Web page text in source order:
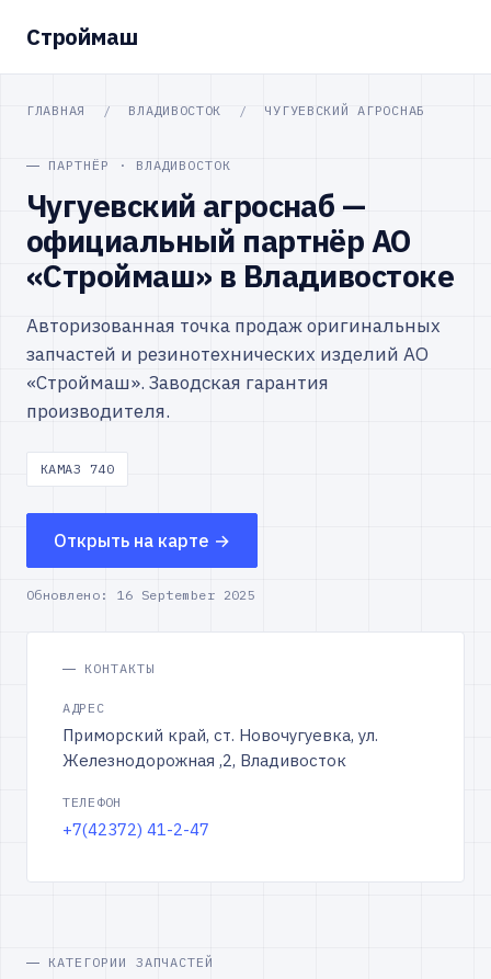
Строймаш
ГЛАВНАЯ / ВЛАДИВОСТОК / ЧУГУЕВСКИЙ АГРОСНАБ
ПАРТНЁР · ВЛАДИВОСТОК
Чугуевский агроснаб —
официальный партнёр АО
«Строймаш» в Владивостоке
Авторизованная точка продаж оригинальных
запчастей и резинотехнических изделий АО
«Строймаш». Заводская гарантия
производителя.
КАМАЗ 740
Открыть на карте →
Обновлено: 16 September 2025
КОНТАКТЫ
АДРЕС
Приморский край, ст. Новочугуевка, ул.
Железнодорожная ,2, Владивосток
ТЕЛЕФОН
+7(42372) 41-2-47
КАТЕГОРИИ ЗАПЧАСТЕЙ